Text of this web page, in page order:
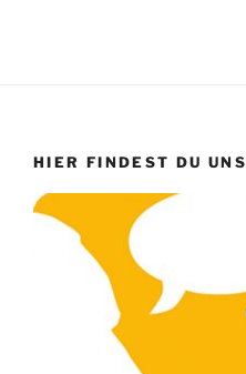
HIER FINDEST DU UNS